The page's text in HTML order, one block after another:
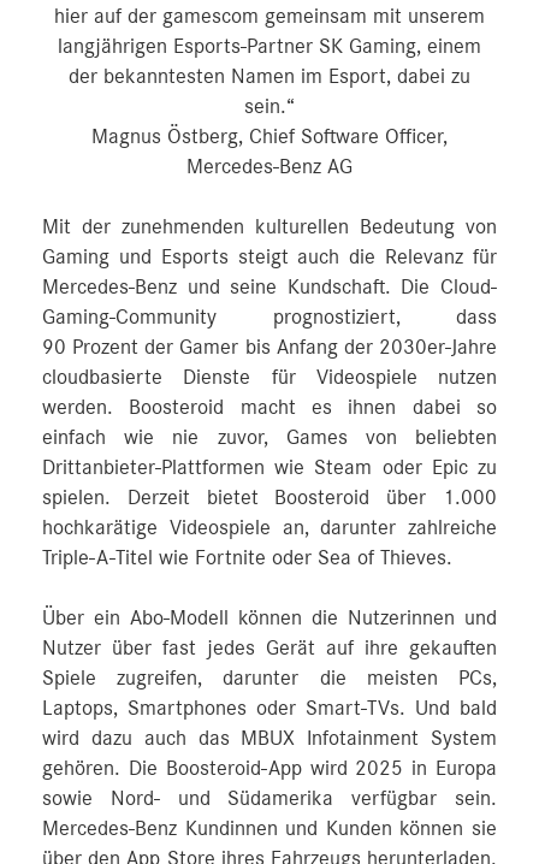
hier auf der gamescom gemeinsam mit unserem
langjährigen Esports-Partner SK Gaming, einem
der bekanntesten Namen im Esport, dabei zu
sein.“
Magnus Östberg, Chief Software Officer,
Mercedes‑Benz AG
Mit der zunehmenden kulturellen Bedeutung von
Gaming und Esports steigt auch die Relevanz für
Mercedes‑Benz und seine Kundschaft. Die Cloud-
Gaming-Community prognostiziert, dass
90 Prozent der Gamer bis Anfang der 2030er‑Jahre
cloudbasierte Dienste für Videospiele nutzen
werden. Boosteroid macht es ihnen dabei so
einfach wie nie zuvor, Games von beliebten
Drittanbieter-Plattformen wie Steam oder Epic zu
spielen. Derzeit bietet Boosteroid über 1.000
hochkarätige Videospiele an, darunter zahlreiche
Triple-A-Titel wie Fortnite oder Sea of Thieves.
Über ein Abo-Modell können die Nutzerinnen und
Nutzer über fast jedes Gerät auf ihre gekauften
Spiele zugreifen, darunter die meisten PCs,
Laptops, Smartphones oder Smart-TVs. Und bald
wird dazu auch das MBUX Infotainment System
gehören. Die Boosteroid-App wird 2025 in Europa
sowie Nord- und Südamerika verfügbar sein.
Mercedes‑Benz Kundinnen und Kunden können sie